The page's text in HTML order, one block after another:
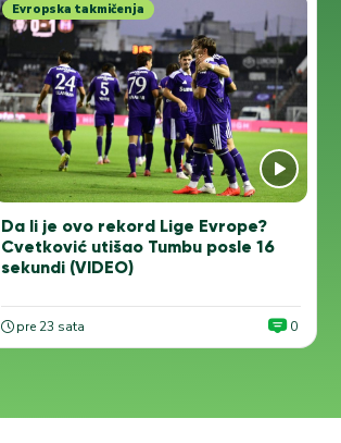
Evropska takmičenja
Da li je ovo rekord Lige Evrope?
Cvetković utišao Tumbu posle 16
sekundi (VIDEO)
pre 23 sata 0